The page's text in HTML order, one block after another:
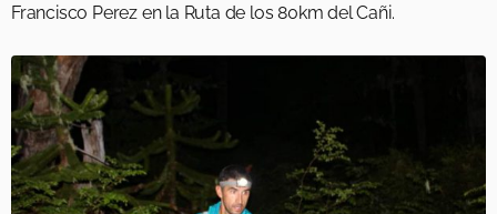
Francisco Perez en la Ruta de los 80km del Cañi.